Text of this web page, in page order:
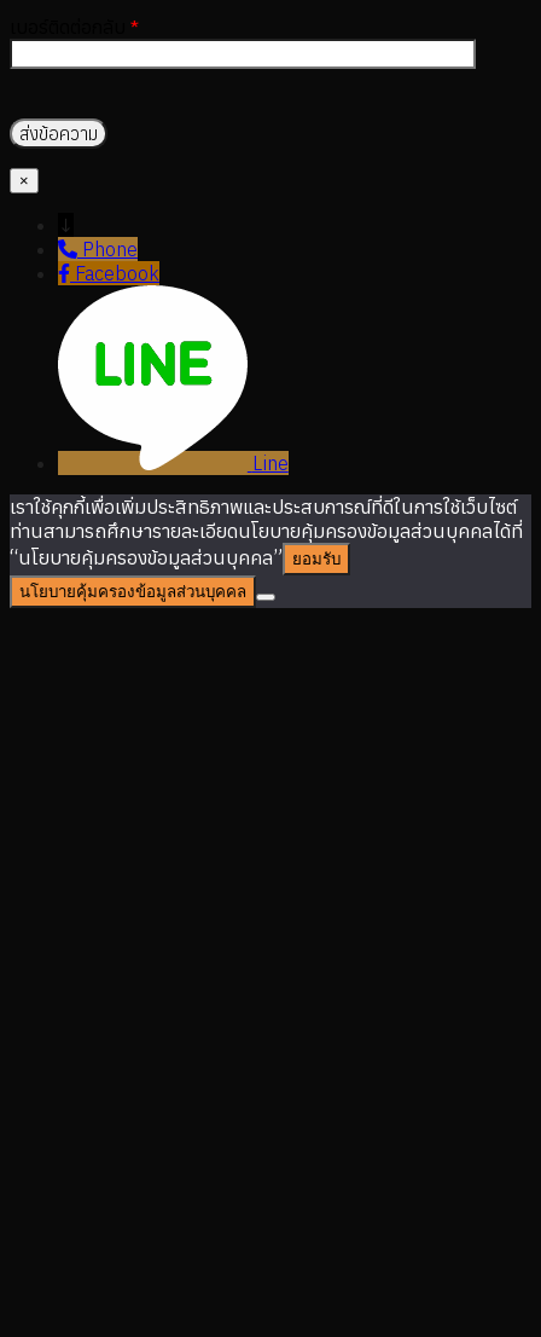
*
×
↓
Phone
Facebook
Line
เราใช้คุกกี้เพื่อเพิ่มประสิทธิภาพและประสบการณ์ที่ดีในการใช้เว็บไซต์
ท่านสามารถศึกษารายละเอียดนโยบายคุ้มครองข้อมูลส่วนบุคคลได้ที่
“นโยบายคุ้มครองข้อมูลส่วนบุคคล”
ยอมรับ
นโยบายคุ้มครองข้อมูลส่วนบุคคล